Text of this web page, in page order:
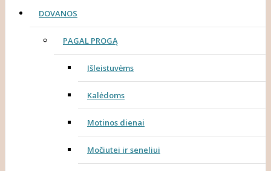
DOVANOS
PAGAL PROGĄ
Išleistuvėms
Kalėdoms
Motinos dienai
Močiutei ir seneliui